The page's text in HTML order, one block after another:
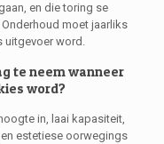
en die toring se
moet jaarliks
uitgevoer word.
te neem wanneer
word?
in, laai kapasiteit,
estetiese oorwegings